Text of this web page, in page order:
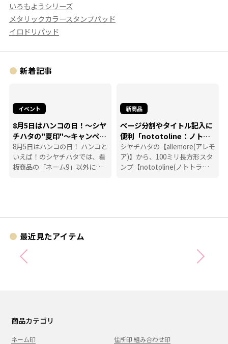
いろもようシリーズ
メタリックカラースタンプパッド
イロドリパッド
新着記事
イベント
8月5日はハンコの日！～シヤ
チハタの"夏印"～キャンペー
ン
8月5日はハンコの日！ ハンコと
いえば！のシヤチハタでは、看
板商品の「ネーム9」以外に
新商品
ページ分割やタイトル記入に
便利「nototoline：ノトト
ライン」
シヤチハタの【allemore(アレモ
ア)】から、100ミリ長方形スタ
ンプ【nototoline(ノトトライ
最近見たアイテム
商品カテゴリ
ネーム印
住所印 組み合わせ印